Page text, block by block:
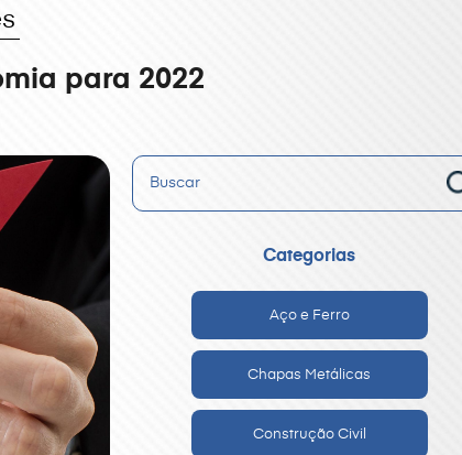
para 2022
Categorias
Aço e Ferro
Chapas Metálicas
Construção Civil